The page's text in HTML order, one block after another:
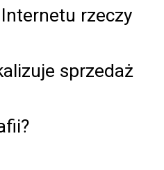
rzeczy
sprzedaż